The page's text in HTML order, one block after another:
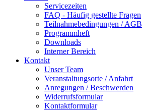
Servicezeiten
FAQ - Häufig gestellte Fragen
Teilnahmebedingungen / AGB
Programmheft
Downloads
Interner Bereich
Kontakt
Unser Team
Veranstaltungsorte / Anfahrt
Anregungen / Beschwerden
Widerrufsformular
Kontaktformular